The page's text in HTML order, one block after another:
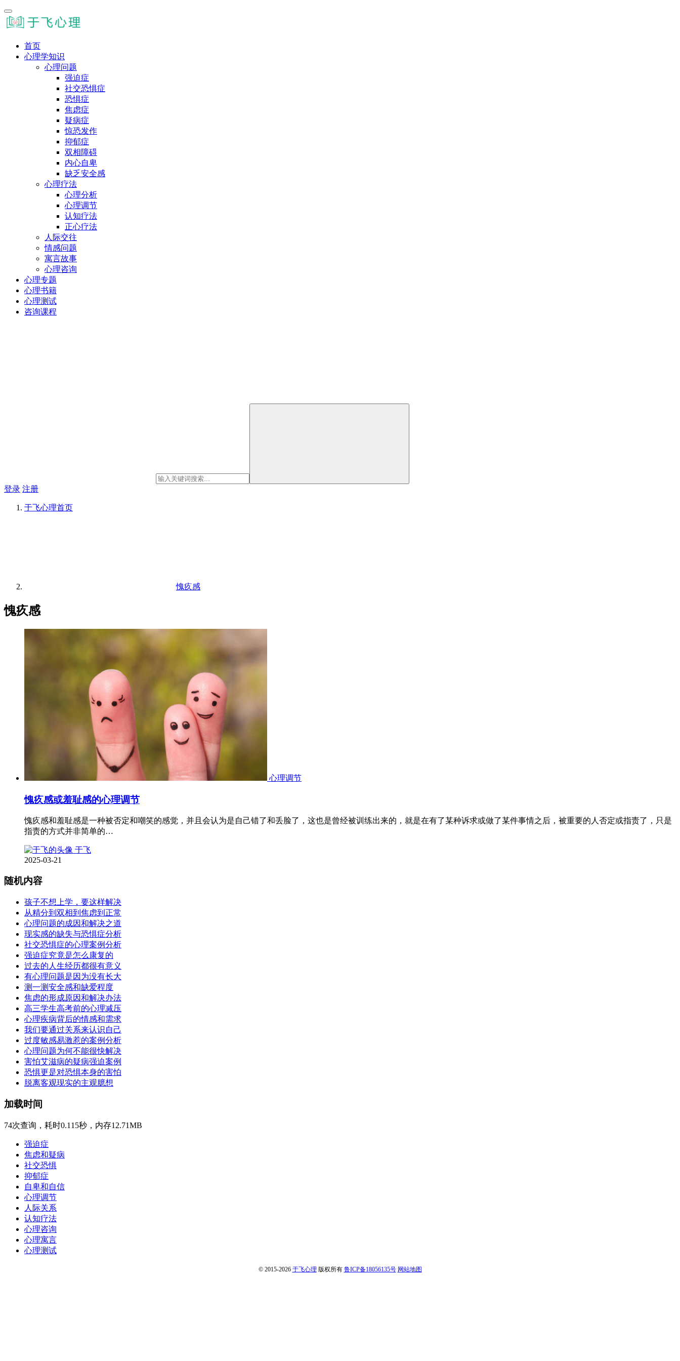
首页
心理学知识
心理问题
强迫症
社交恐惧症
恐惧症
焦虑症
疑病症
惊恐发作
抑郁症
双相障碍
内心自卑
缺乏安全感
心理疗法
心理分析
心理调节
认知疗法
正心疗法
人际交往
情感问题
寓言故事
心理咨询
心理专题
心理书籍
心理测试
咨询课程
登录 注册
于飞心理首页
愧疚感
愧疚感
心理调节
愧疚感或羞耻感的心理调节
愧疚感和羞耻感是一种被否定和嘲笑的感觉，并且会认为是自己错了和丢脸了，这也是曾经被训练出来的，就是在有了某种诉求或做了某件事情之后，被重要的人否定或指责了，只是
指责的方式并非简单的…
于飞
2025-03-21
随机内容
孩子不想上学，要这样解决
从精分到双相到焦虑到正常
心理问题的成因和解决之道
现实感的缺失与恐惧症分析
社交恐惧症的心理案例分析
强迫症究竟是怎么康复的
过去的人生经历都很有意义
有心理问题是因为没有长大
测一测安全感和缺爱程度
焦虑的形成原因和解决办法
高三学生高考前的心理减压
心理疾病背后的情感和需求
我们要通过关系来认识自己
过度敏感易激惹的案例分析
心理问题为何不能很快解决
害怕艾滋病的疑病强迫案例
恐惧更是对恐惧本身的害怕
脱离客观现实的主观臆想
加载时间
74次查询，耗时0.115秒，内存12.71MB
强迫症
焦虑和疑病
社交恐惧
抑郁症
自卑和自信
心理调节
人际关系
认知疗法
心理咨询
心理寓言
心理测试
© 2015-2026 于飞心理 版权所有 鲁ICP备18056135号 网站地图